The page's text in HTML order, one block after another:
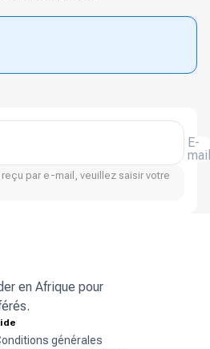
E-
mail
par e-mail, veuillez saisir votre
en Afrique pour
générales